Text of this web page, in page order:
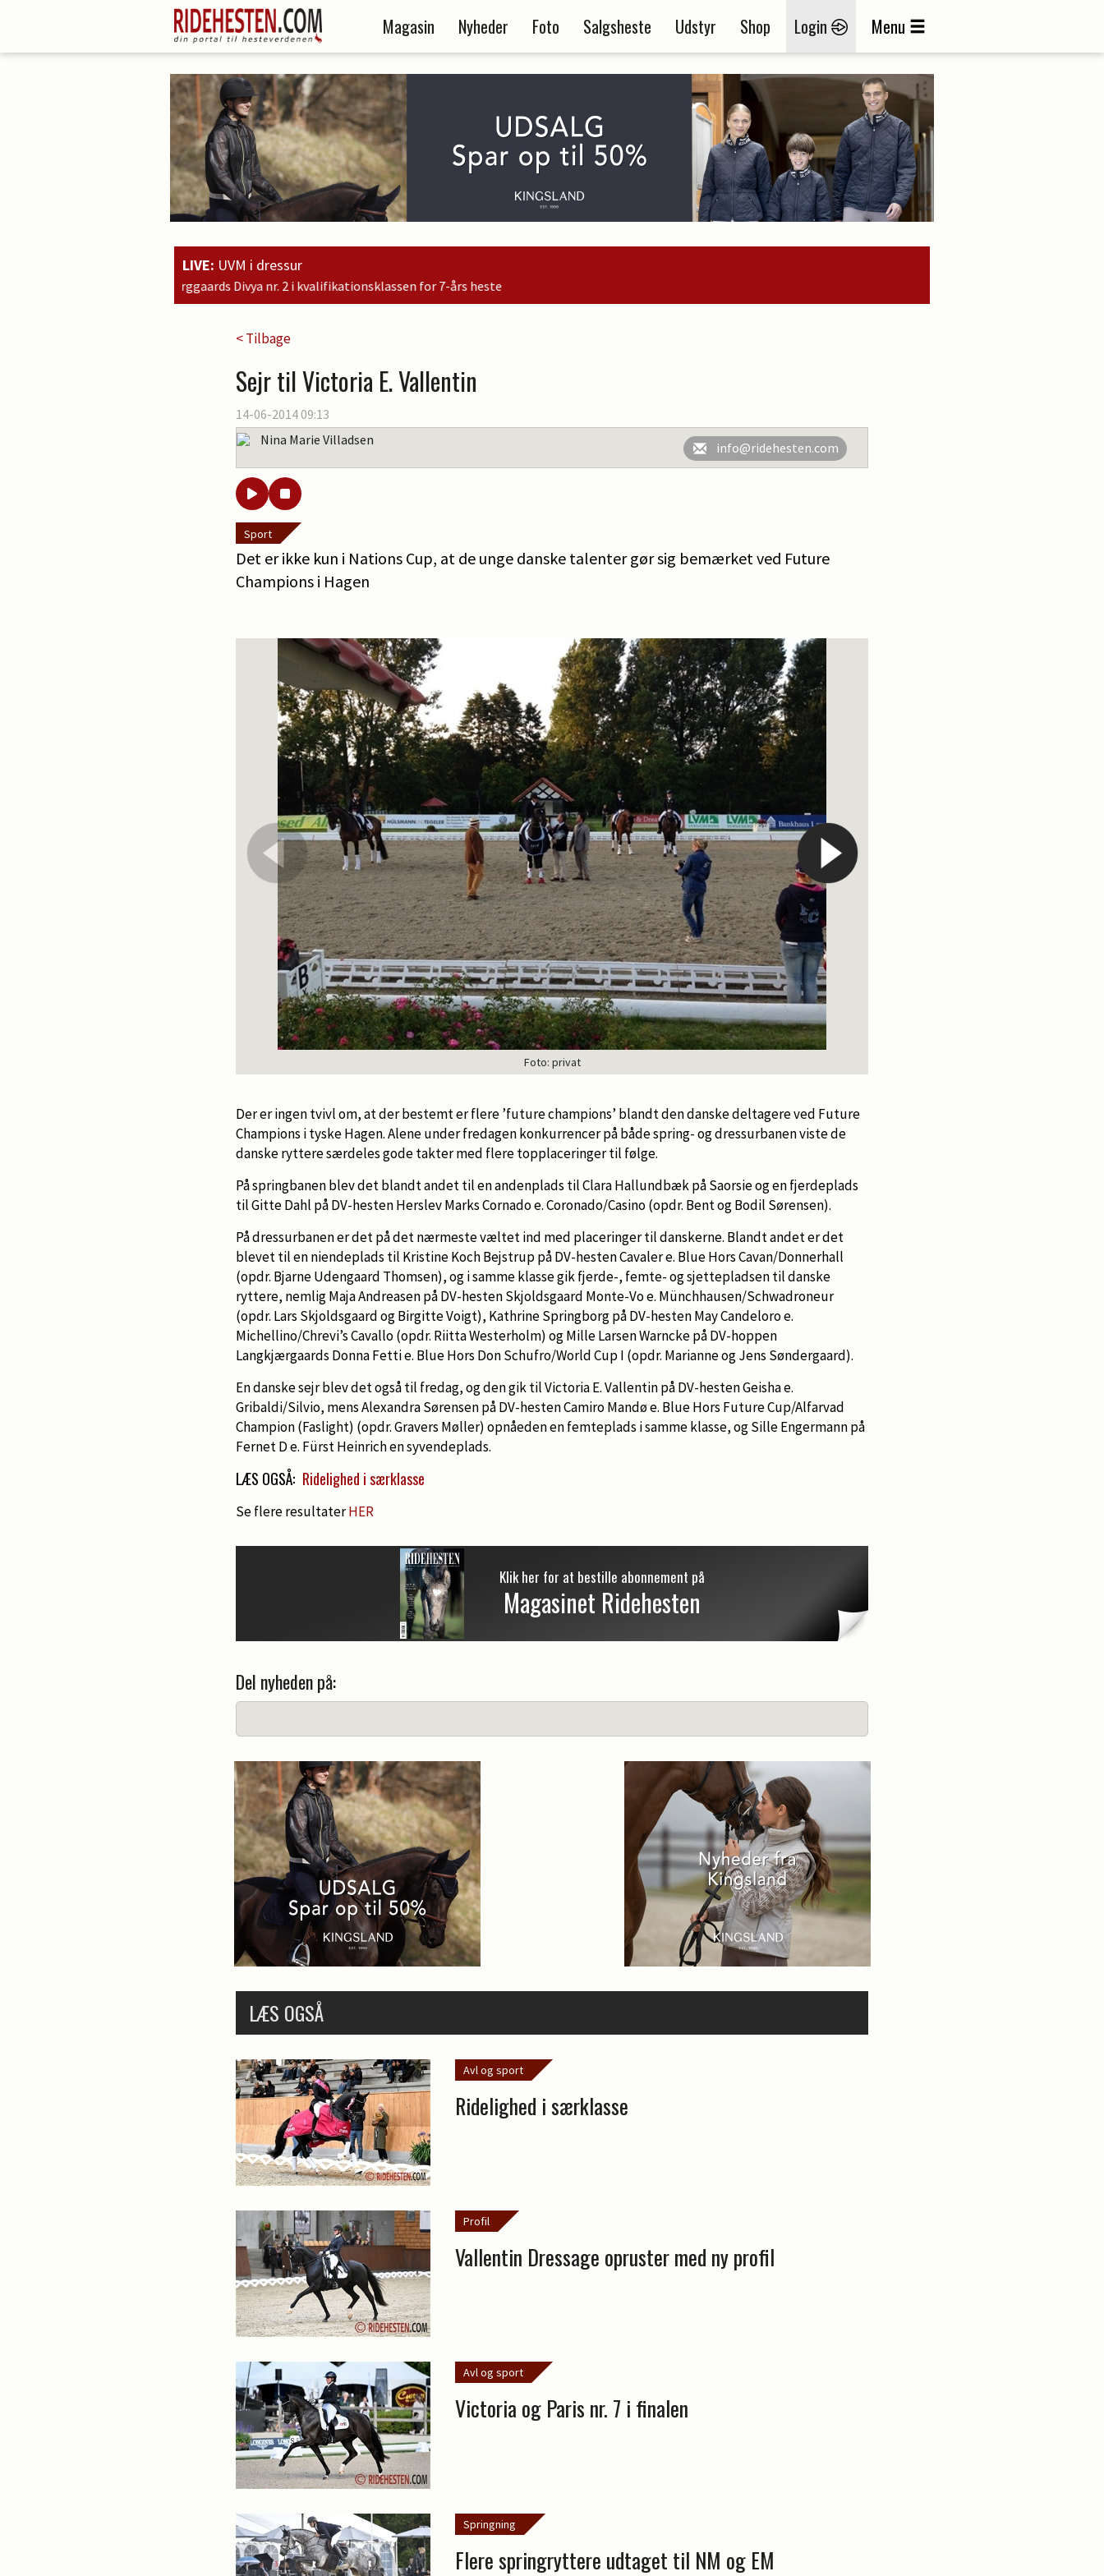
Magasin Nyheder Foto Salgsheste Udstyr Shop Login Menu
LIVE: UVM i dressur
Divya nr. 2 i kvalifikationsklassen for 7-års heste
< Tilbage
Sejr til Victoria E. Vallentin
14-06-2014 09:13
Nina Marie Villadsen
info@ridehesten.com
Sport
Det er ikke kun i Nations Cup, at de unge danske talenter gør sig bemærket ved Future
Champions i Hagen
Foto: privat
Der er ingen tvivl om, at der bestemt er flere ’future champions’ blandt den danske deltagere ved Future
Champions i tyske Hagen. Alene under fredagen konkurrencer på både spring- og dressurbanen viste de
danske ryttere særdeles gode takter med flere topplaceringer til følge.
På springbanen blev det blandt andet til en andenplads til Clara Hallundbæk på Saorsie og en fjerdeplads
til Gitte Dahl på DV-hesten Herslev Marks Cornado e. Coronado/Casino (opdr. Bent og Bodil Sørensen).
På dressurbanen er det på det nærmeste væltet ind med placeringer til danskerne. Blandt andet er det
blevet til en niendeplads til Kristine Koch Bejstrup på DV-hesten Cavaler e. Blue Hors Cavan/Donnerhall
(opdr. Bjarne Udengaard Thomsen), og i samme klasse gik fjerde-, femte- og sjettepladsen til danske
ryttere, nemlig Maja Andreasen på DV-hesten Skjoldsgaard Monte-Vo e. Münchhausen/Schwadroneur
(opdr. Lars Skjoldsgaard og Birgitte Voigt), Kathrine Springborg på DV-hesten May Candeloro e.
Michellino/Chrevi’s Cavallo (opdr. Riitta Westerholm) og Mille Larsen Warncke på DV-hoppen
Langkjærgaards Donna Fetti e. Blue Hors Don Schufro/World Cup I (opdr. Marianne og Jens Søndergaard).
En danske sejr blev det også til fredag, og den gik til Victoria E. Vallentin på DV-hesten Geisha e.
Gribaldi/Silvio, mens Alexandra Sørensen på DV-hesten Camiro Mandø e. Blue Hors Future Cup/Alfarvad
Champion (Faslight) (opdr. Gravers Møller) opnåeden en femteplads i samme klasse, og Sille Engermann på
Fernet D e. Fürst Heinrich en syvendeplads.
LÆS OGSÅ: Ridelighed i særklasse
Se flere resultaterHER
Klik her for at bestille abonnement på
Magasinet Ridehesten
Del nyheden på:
LÆS OGSÅ
Avl og sport
Ridelighed i særklasse
Profil
Vallentin Dressage opruster med ny profil
Avl og sport
Victoria og Paris nr. 7 i finalen
Springning
Flere springryttere udtaget til NM og EM